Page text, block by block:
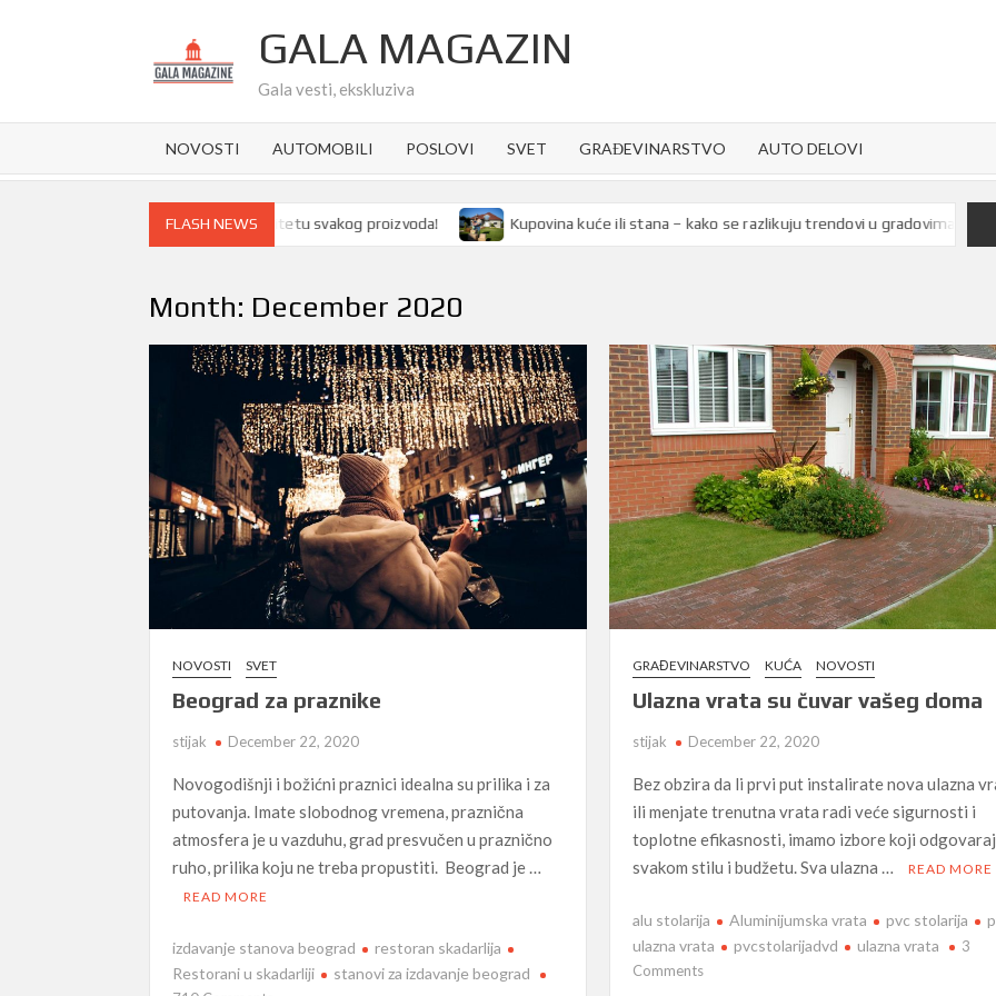
GALA MAGAZIN
Gala vesti, ekskluziva
NOVOSTI AUTOMOBILI POSLOVI SVET GRAĐEVINARSTVO AUTO DELOVI
FLASH NEWS
ambalaže pravi razliku u kvalitetu svakog proizvoda! Kupovina kuće ili stana – kako se razlikuju trendovi u gradovima Srbije
Month: December 2020
NOVOSTI SVET
Beograd za praznike
stijak December 22, 2020
Novogodišnji i božićni praznici idealna su prilika i za
putovanja. Imate slobodnog vremena, praznična
atmosfera je u vazduhu, grad presvučen u praznično
ruho, prilika koju ne treba propustiti. Beograd je …
READ MORE
izdavanje stanova beograd
restoran skadarlija
Restorani u skadarliji
stanovi za izdavanje beograd
GRAĐEVINARSTVO KUĆA NOVOSTI
Ulazna vrata su čuvar vašeg doma
stijak December 22, 2020
Bez obzira da li prvi put instalirate nova ulazna
ili menjate trenutna vrata radi veće sigurnosti i
toplotne efikasnosti, imamo izbore koji
svakom stilu i budžetu. Sva ulazna …
READ MORE
alu stolarija Aluminijumska vrata pvc stolarija
ulazna vrata
pvcstolarijadvd ulazna vrata
3
Commentson